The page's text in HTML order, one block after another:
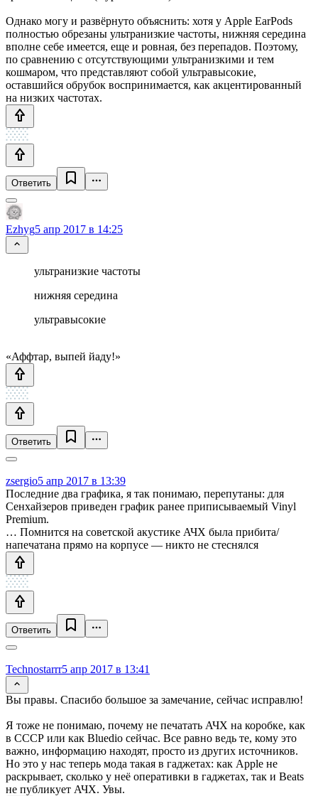
Однако могу и развёрнуто объяснить: хотя у Apple EarPods
полностью обрезаны ультранизкие частоты, нижняя середина
вполне себе имеется, еще и ровная, без перепадов. Поэтому,
по сравнению с отсутствующими ультранизкими и тем
кошмаром, что представляют собой ультравысокие,
оставшийся обрубок воспринимается, как акцентированный
на низких частотах.
Ответить
Ezhyg5 апр 2017 в 14:25
ультранизкие частоты
нижняя середина
ультравысокие
«Аффтар, выпей йаду!»
Ответить
zsergio5 апр 2017 в 13:39
Последние два графика, я так понимаю, перепутаны: для
Сенхайзеров приведен график ранее приписываемый Vinyl
Premium.
… Помнится на советской акустике АЧХ была прибита/
напечатана прямо на корпусе — никто не стеснялся
Ответить
Technostarrr5 апр 2017 в 13:41
Вы правы. Спасибо большое за замечание, сейчас исправлю!
Я тоже не понимаю, почему не печатать АЧХ на коробке, как
в СССР или как Bluedio сейчас. Все равно ведь те, кому это
важно, информацию находят, просто из других источников.
Но это у нас теперь мода такая в гаджетах: как Apple не
раскрывает, сколько у неё оперативки в гаджетах, так и Beats
не публикует АЧХ. Увы.